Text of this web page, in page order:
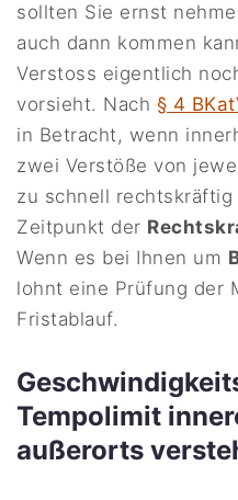
sollten Sie ernst
auch dann kommen
Verstoss eigentlich
vorsieht. Nach § 4
in Betracht, wenn
zwei Verstöße von
zu schnell
Zeitpunkt der
Wenn es bei Ihnen um
lohnt eine Prüfung der
Fristablauf.
Tempolimit
außerorts